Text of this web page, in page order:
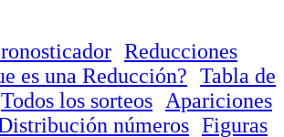
Reducciones
es una Reducción? Tabla de
Todos los sorteos
Apariciones
números Figuras